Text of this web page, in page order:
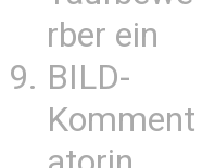
rber ein
BILD-
Komment